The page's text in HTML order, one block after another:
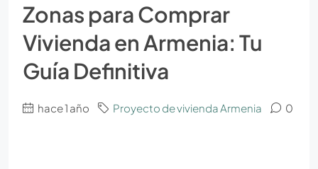
Zonas para Comprar
Vivienda en Armenia: Tu
Guía Definitiva
hace 1 año Proyecto de vivienda Armenia 0